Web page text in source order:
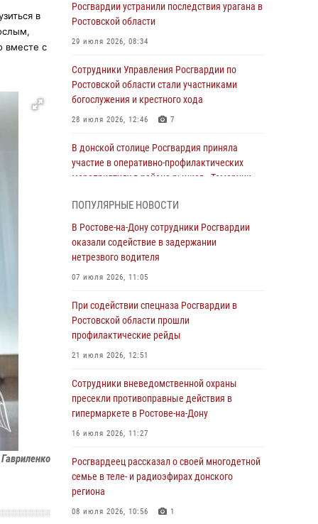
в
вместе с
Росгвардии устранили последствия урагана в
Ростовской области
29 июля 2026, 08:34
Сотрудники Управления Росгвардии по
Ростовской области стали участниками
богослужения и крестного хода
28 июля 2026, 12:46 7
В донской столице Росгвардия приняла
участие в оперативно-профилактических
мероприятиях в районе рынков «Темерник»
Росгвардейцы из Ростовской области
приняли участие в молебне в честь небесного
покровителя князя Владимира и Крещения
При содействии спецназа Росгвардии в
Ростовской области прошли
В Ростовской области экипаж
вневедомственной охраны задержал
17 июля 2026, 07:24
Сотрудники вневедомственной охраны
пресекли противоправные действия в
ПОПУЛЯРНЫЕ НОВОСТИ
В Ростове-на-Дону сотрудники Росгвардии
оказали содействие в задержании
нетрезвого водителя
07 июля 2026, 11:05
При содействии спецназа Росгвардии в
Ростовской области прошли
профилактические рейды
21 июля 2026, 12:51
Сотрудники вневедомственной охраны
пресекли противоправные действия в
гипермаркете в Ростове-на-Дону
16 июля 2026, 11:27
Росгвардеец рассказал о своей многодетной
семье в теле- и радиоэфирах донского
региона
08 июля 2026, 10:56 1